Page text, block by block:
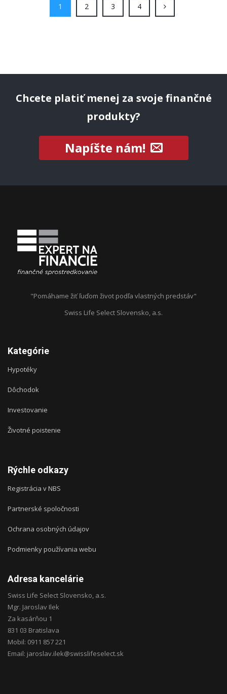
1 (current)
2 (current)
3 (current)
4(current)
Chcete platiť menej za svoje finančné
produkty?
Napíšte nám!
"Pomáhame žiť ľuďom život podľa vlastných predstáv"
Swiss Life Select Slovensko, a.s.
Kategórie
Hypotéky
Dôchodok
Investovanie
Životné poistenie
Rýchle odkazy
Registrácia v NBS
Partnerské spoločnosti
Ochrana osobných údajov
Podmienky používania webu
Adresa kancelárie
Swiss Life Select Slovensko, a.s.
Mgr. Jaroslav Ilek
Za kasárňou 1
831 03 Bratislava
Mobil: 0911 857 221
Email: jaroslav.ilek@swisslifeselect.sk